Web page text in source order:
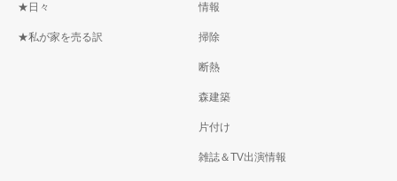
★日々
★私が家を売る訳
情報
掃除
断熱
森建築
片付け
雑誌＆TV出演情報